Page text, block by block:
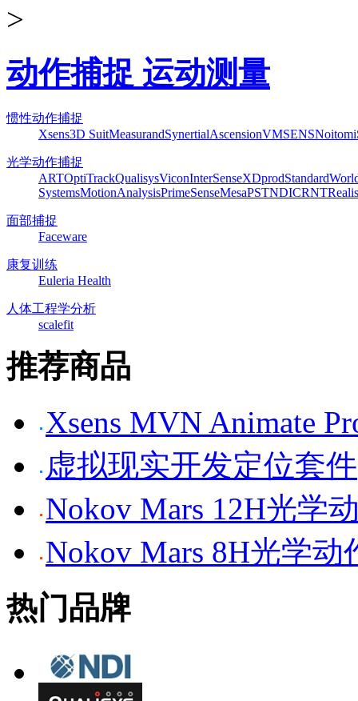
>
动作捕捉 运动测量
惯性动作捕捉
Xsens3D SuitMeasurandSynertialAscensionVMSENSNoitom
光学动作捕捉
ARTOptiTrackQualisysViconInterSenseXDprodStandard
SystemsMotionAnalysisPrimeSenseMesaPSTNDICRNTRealis
面部捕捉
Faceware
康复训练
Euleria Health
人体工程学分析
scalefit
推荐商品
Xsens MVN Animate
虚拟现实开发定位套件
Nokov Mars 12H光学
Nokov Mars 8H光学动
热门品牌